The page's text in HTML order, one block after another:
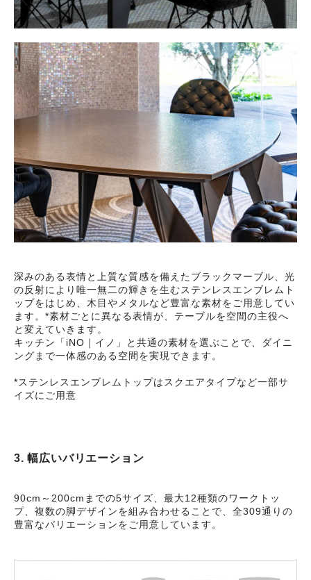
深みのある表情と上質な質感を備えたブラックマーブル、光
の反射により唯一無二の輝きを生むステンレスエンブレムト
ップをはじめ、木目やメタルなど豊富な素材をご用意してい
ます。*素材ごとに異なる表情が、テーブルを空間の主役へ
と変えていきます。
キッチン「iNO｜イノ」と共通の素材を選ぶことで、ダイニ
ングまで一体感のある空間を実現できます。
*ステンレスエンブレムトップはスクエアタイプなど一部サ
イズにご用意
3. 幅広いバリエーション
90cm～200cmまでの5サイズ、最大12種類のワークトッ
プ、複数の脚デザインを組み合わせることで、全309通りの
豊富なバリエーションをご用意しています。